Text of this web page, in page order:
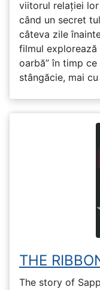
viitorul relației
când un secret
câteva zile
filmul explorează
oarbă” în timp
stângăcie, mai
THE
The story of